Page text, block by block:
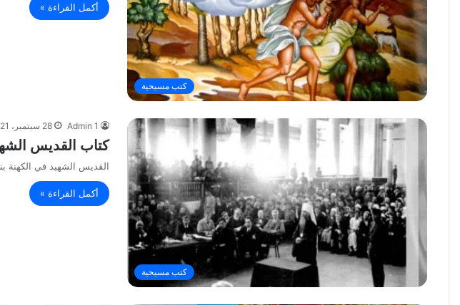
كتب مسيحية
أكمل القراءة »
كتب مسيحية
Admin 1 28 سبتمبر، 2021
كتاب القديس
القديس الشهيد في الكهنة
أكمل القراءة »